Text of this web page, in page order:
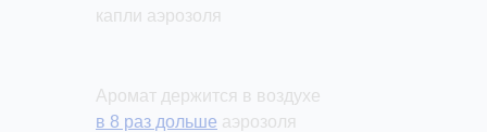
капли аэрозоля
Аромат держится в воздухе
в 8 раз дольше аэрозоля